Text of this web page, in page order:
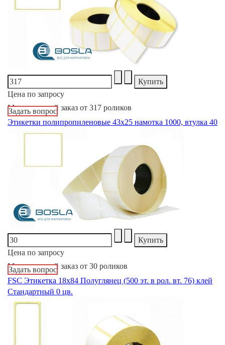
Цена по запросу
Минимальный заказ от 317 роликов
Задать вопрос
Этикетки полипропиленовые 43х25 намотка 1000, втулка 40
Цена по запросу
Минимальный заказ от 30 роликов
Задать вопрос
FSC Этикетка 18х84 Полуглянец (500 эт. в рол. вт. 76) клей
Стандартный 0 цв.